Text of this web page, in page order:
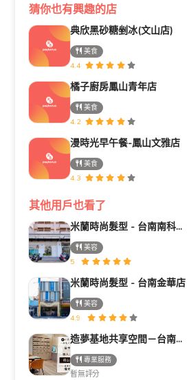
猜你也有興趣的店
典欣黑砂糖剉冰(文山店)
美食
4.4
橘子廚房鳳山青年店
美食
4.2
漫時光早午餐-鳳山文雅店
美食
4.3
其他用戶也看了
米蘭時尚髮型 - 台南南科新市旗艦店
美容
5
米蘭時尚髮型 - 台南金華店
美容
4.9
造夢基地共享空間－台南火車站站前館
專業服務
暫無評分